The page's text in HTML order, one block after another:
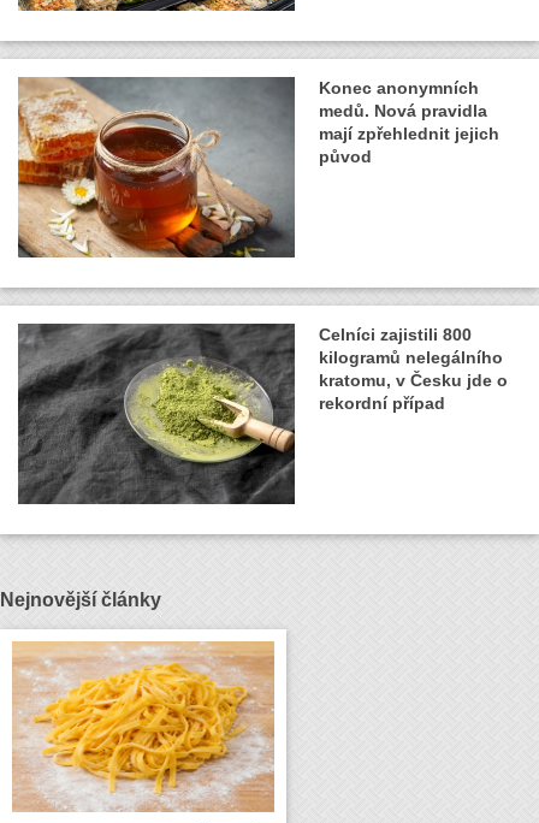
Konec anonymních
medů. Nová pravidla
mají zpřehlednit jejich
původ
Celníci zajistili 800
kilogramů nelegálního
kratomu, v Česku jde o
rekordní případ
Nejnovější články